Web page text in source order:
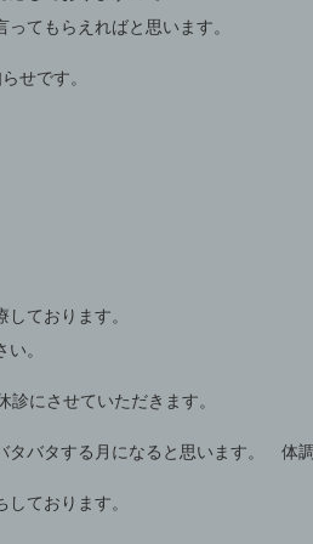
てもらえればと思います。
せです。
ております。
。
にさせていただきます。
タバタする月になると思います。 体
ております。